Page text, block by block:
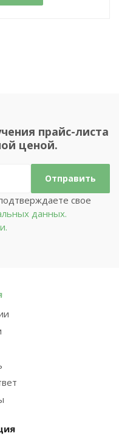
прайс-листа
ценой.
свое
данных.